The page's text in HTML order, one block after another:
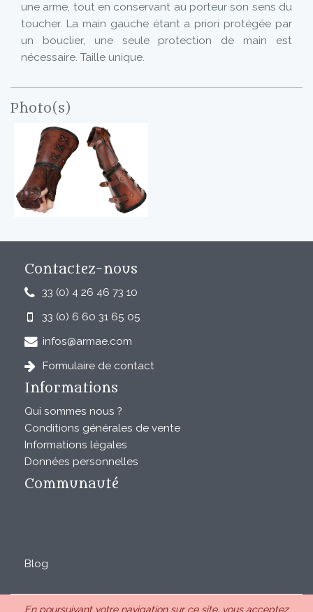
une arme, tout en conservant au porteur son sens du
toucher. La main gauche étant a priori protégée par
un bouclier, une seule protection de main est
nécessaire. Taille unique.
Photo(s)
Contactez-nous
33 (0) 4 26 46 73 10
33 (0) 6 60 31 65 05
infos@armae.com
Formulaire de contact
Informations
Qui sommes nous ?
Conditions générales de vente
Informations légales
Données personnelles
Communauté
Blog
En poursuivant votre navigation sur ce site, vous acceptez